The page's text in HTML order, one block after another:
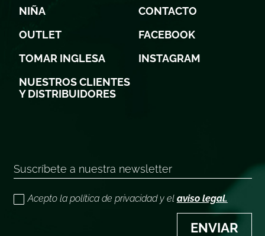
NIÑA
OUTLET
TOMAR INGLESA
NUESTROS CLIENTES
Y DISTRIBUIDORES
CONTACTO
FACEBOOK
INSTAGRAM
Acepto la política de privacidad y el aviso legal.
ENVIAR